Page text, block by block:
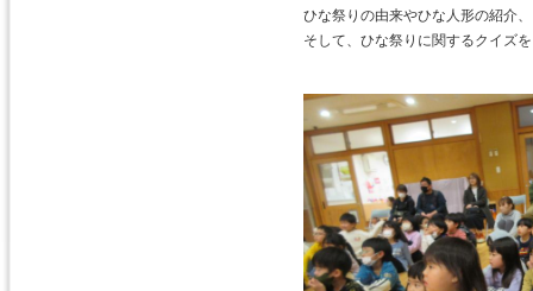
ひな祭りの由来やひな人形の紹介、
そして、ひな祭りに関するクイズ